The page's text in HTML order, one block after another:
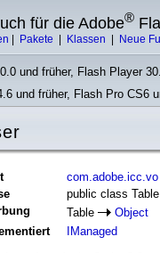
für die Adobe®
Pakete Klassen Neue
und früher, Flash Player
und früher, Flash Pro CS6
com.adobe.icc.vo
public class Table
Table
Object
IManaged